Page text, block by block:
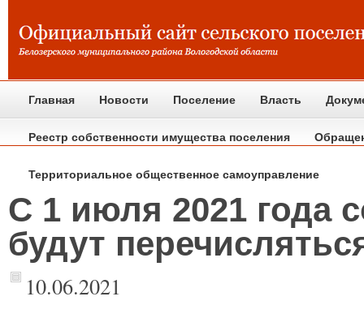
Главная Новости Поселение Власть
Реестр собственности имущества поселения
Территориальное общественное самоуправление
С 1 июля 2021 года
будут
10.06.2021